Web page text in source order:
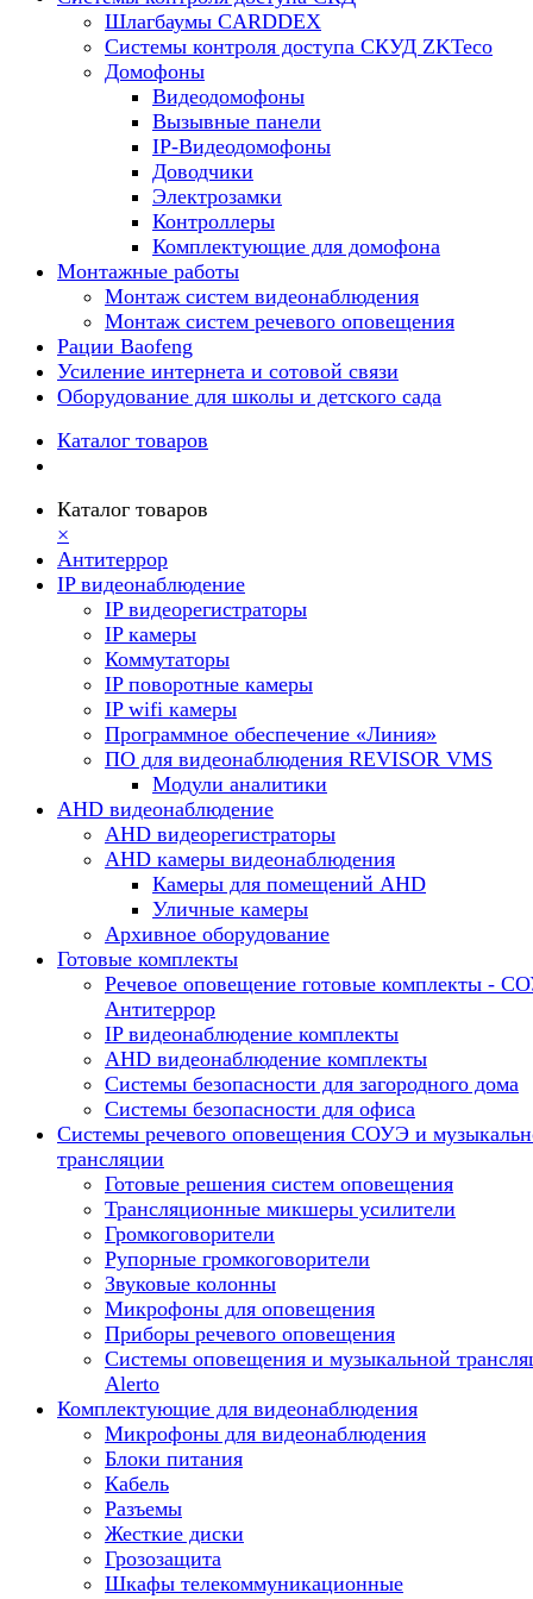
Шлагбаумы CARDDEX
Системы контроля доступа СКУД ZKTeco
Домофоны
Видеодомофоны
Вызывные панели
IP-Видеодомофоны
Доводчики
Электрозамки
Контроллеры
Комплектующие для домофона
Монтажные работы
Монтаж систем видеонаблюдения
Монтаж систем речевого оповещения
Рации Baofeng
Усиление интернета и сотовой связи
Оборудование для школы и детского сада
Каталог товаров
Каталог товаров
×
Антитеррор
IP видеонаблюдение
IP видеорегистраторы
IP камеры
Коммутаторы
IP поворотные камеры
IP wifi камеры
Программное обеспечение «Линия»
ПО для видеонаблюдения REVISOR VMS
Модули аналитики
AHD видеонаблюдение
AHD видеорегистраторы
AHD камеры видеонаблюдения
Камеры для помещений AHD
Уличные камеры
Архивное оборудование
Готовые комплекты
Речевое оповещение готовые комплекты -
Антитеррор
IP видеонаблюдение комплекты
AHD видеонаблюдение комплекты
Системы безопасности для загородного дома
Системы безопасности для офиса
Системы речевого оповещения СОУЭ и
трансляции
Готовые решения систем оповещения
Трансляционные микшеры усилители
Громкоговорители
Рупорные громкоговорители
Звуковые колонны
Микрофоны для оповещения
Приборы речевого оповещения
Системы оповещения и музыкальной
Alerto
Комплектующие для видеонаблюдения
Микрофоны для видеонаблюдения
Блоки питания
Кабель
Разъемы
Жесткие диски
Грозозащита
Шкафы телекоммуникационные